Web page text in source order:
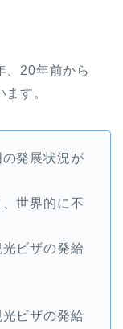
、20年前から
ます。
発展状況が
世界的に不
ビザの発給
ビザの発給